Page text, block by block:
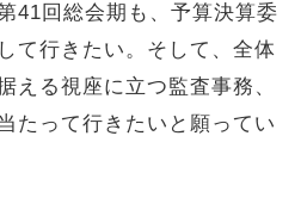
41回総会期も、予算決算委
て行きたい。そして、全体
える視座に立つ監査事務、
たって行きたいと願ってい